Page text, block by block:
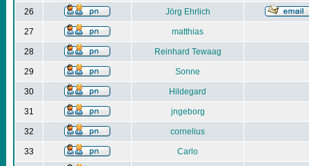
26 Jörg Ehrlich
27 matthias
28 Reinhard Tewaag
29 Sonne
30 Hildegard
31 jngeborg
32 cornelius
33 Carlo